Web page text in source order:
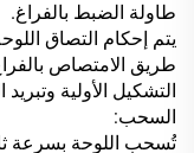
طاولة الضبط بالفراغ.
يتم إحكام التصاق
طريق الامتصاص
التشكيل الأولية وتبريد
السحب:
تُسحب اللوحة بسرعة